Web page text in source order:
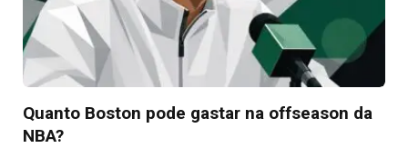
Quanto Boston pode gastar na offseason da
NBA?